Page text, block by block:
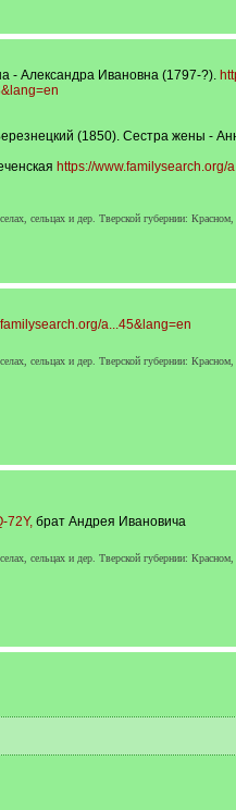
- Александра Ивановна (1797-?).
(1850). Сестра жены -
https://www.familysearch.org/
сельцах и дер. Тверской губернии:
a...45&lang=en
сельцах и дер. Тверской губернии:
72Y,брат Андрея Ивановича
сельцах и дер. Тверской губернии: